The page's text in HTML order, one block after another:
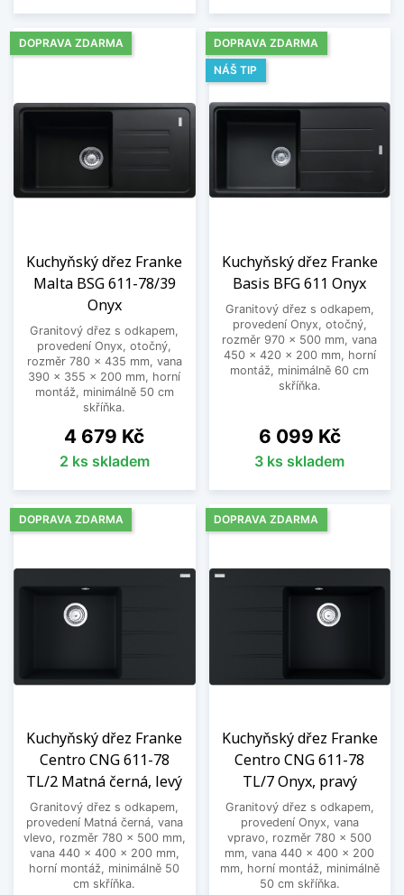
Kuchyňský dřez Franke
Malta BSG 611-78/39
Onyx
Granitový dřez s odkapem,
provedení Onyx, otočný,
rozměr 780 x 435 mm, vana
390 x 355 x 200 mm, horní
montáž, minimálně 50 cm
skříňka.
Cena
4 679 Kč
2 ks skladem
DOPRAVA ZDARMA
Kuchyňský dřez Franke
Basis BFG 611 Onyx
Granitový dřez s odkapem,
provedení Onyx, otočný,
rozměr 970 x 500 mm, vana
450 x 420 x 200 mm, horní
montáž, minimálně 60 cm
skříňka.
Cena
6 099 Kč
3 ks skladem
DOPRAVA ZDARMA
NÁŠ TIP
Kuchyňský dřez Franke
Centro CNG 611-78
TL/2 Matná černá, levý
Granitový dřez s odkapem,
provedení Matná černá, vana
vlevo, rozměr 780 x 500 mm,
vana 440 x 400 x 200 mm,
horní montáž, minimálně 50
cm skříňka.
DOPRAVA ZDARMA
Kuchyňský dřez Franke
Centro CNG 611-78
TL/7 Onyx, pravý
Granitový dřez s odkapem,
provedení Onyx, vana
vpravo, rozměr 780 x 500
mm, vana 440 x 400 x 200
mm, horní montáž, minimálně
50 cm skříňka.
DOPRAVA ZDARMA